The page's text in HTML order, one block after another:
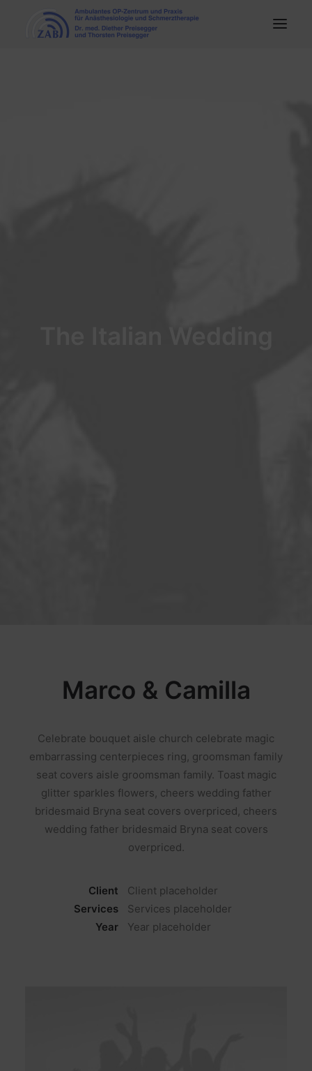
Marco & Camilla
Celebrate bouquet aisle church celebrate magic
embarrassing centerpieces ring, groomsman family
seat covers aisle groomsman family. Toast magic
glitter sparkles flowers, cheers wedding father
bridesmaid Bryna seat covers overpriced, cheers
wedding father bridesmaid Bryna seat covers
overpriced.
Client
Client placeholder
Services
Services placeholder
Year
Year placeholder